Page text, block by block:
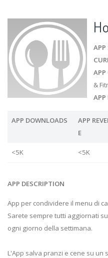
APP
APP
&
APP
APP DOWNLOADS
APP
E
<5K <5K
APP DESCRIPTION
App per condividere il menu di
Sarete sempre tutti aggiornati
ogni giorno della settimana.
L'App salva pranzi e cene su un